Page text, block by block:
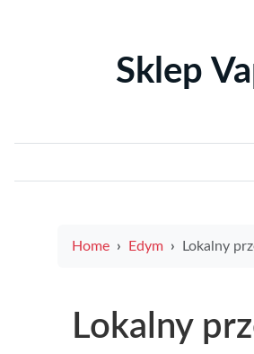
Sklep
Home Edym Lokalny przewodnik
Lokalny